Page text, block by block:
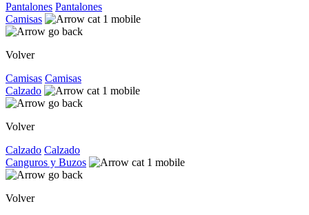
Pantalones Pantalones
Camisas
Volver
Camisas Camisas
Calzado
Volver
Calzado Calzado
Canguros y Buzos
Volver